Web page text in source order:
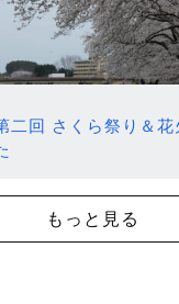
二回 さくら祭り＆花
もっと見る